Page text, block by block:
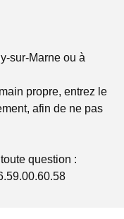
sur-Marne ou à
propre, entrez le
afin de ne pas
question :